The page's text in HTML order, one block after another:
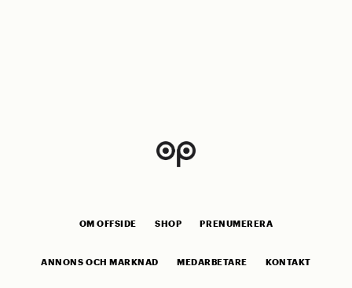
OM OFFSIDE SHOP PRENUMERERA
ANNONS OCH MARKNAD MEDARBETARE KONTAKT